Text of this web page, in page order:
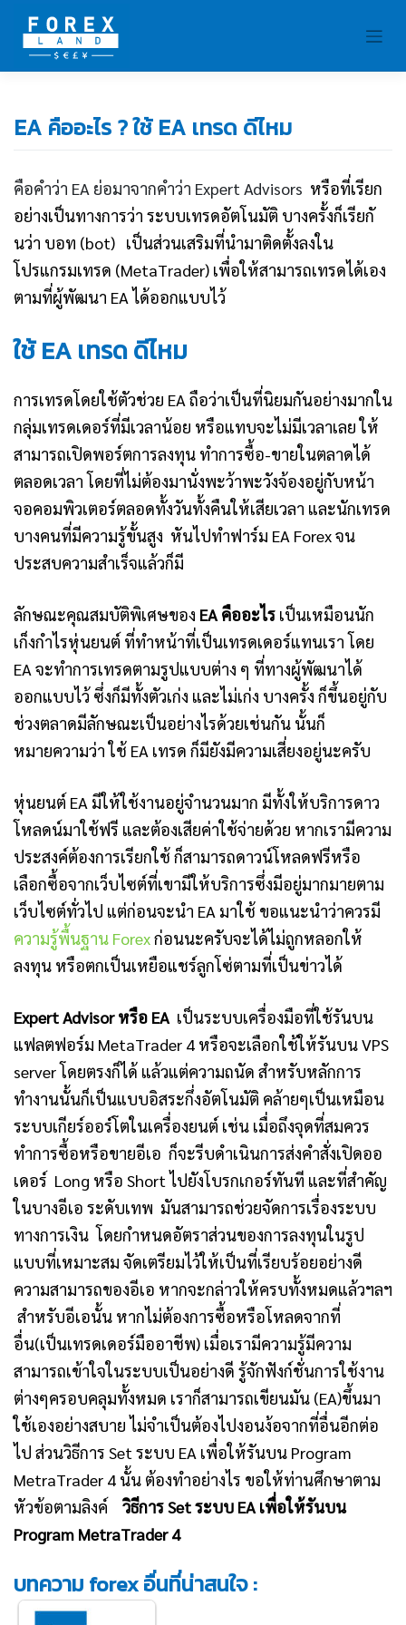
content
EA คืออะไร ? ใช้ EA เทรด ดีไหม
คือคำว่า EA ย่อมาจากคำว่า Expert Advisors หรือที่เรียก
อย่างเป็นทางการว่า ระบบเทรดอัตโนมัติ บางครั้งก็เรียกั
นว่า บอท (bot) เป็นส่วนเสริมที่นำมาติดตั้งลงใน
โปรแกรมเทรด (MetaTrader) เพื่อให้สามารถเทรดได้เอง
ตามที่ผู้พัฒนา EA ได้ออกแบบไว้
ใช้ EA เทรด ดีไหม
การเทรดโดยใช้ตัวช่วย EA ถือว่าเป็นที่นิยมกันอย่างมากใน
กลุ่มเทรดเดอร์ที่มีเวลาน้อย หรือแทบจะไม่มีเวลาเลย ให้
สามารถเปิดพอร์ตการลงทุน ทำการซื้อ-ขายในตลาดได้
ตลอดเวลา โดยที่ไม่ต้องมานั่งพะว้าพะวังจ้องอยู่กับหน้า
จอคอมพิวเตอร์ตลอดทั้งวันทั้งคืนให้เสียเวลา และนักเทรด
บางคนที่มีความรู้ขั้นสูง หันไปทำฟาร์ม EA Forex จน
ประสบความสำเร็จแล้วก็มี
ลักษณะคุณสมบัติพิเศษของ EA คืออะไร เป็นเหมือนนัก
เก็งกำไรหุ่นยนต์ ที่ทำหน้าที่เป็นเทรดเดอร์แทนเรา โดย
EA จะทำการเทรดตามรูปแบบต่าง ๆ ที่ทางผู้พัฒนาได้
ออกแบบไว้ ซึ่งก็มีทั้งตัวเก่ง และไม่เก่ง บางครั้ง ก็ขึ้นอยู่กับ
ช่วงตลาดมีลักษณะเป็นอย่างไรด้วยเช่นกัน นั้นก็
หมายความว่า ใช้ EA เทรด ก็มียังมีความเสี่ยงอยู่นะครับ
หุ่นยนต์ EA มีให้ใช้งานอยู่จำนวนมาก มีทั้งให้บริการดาว
โหลดน์มาใช้ฟรี และต้องเสียค่าใช้จ่ายด้วย หากเรามีความ
ประสงค์ต้องการเรียกใช้ ก็สามารถดาวน์โหลดฟรีหรือ
เลือกซื้อจากเว็บไซต์ที่เขามีให้บริการซึ่งมีอยู่มากมายตาม
เว็บไซต์ทั่วไป แต่ก่อนจะนำ EA มาใช้ ขอแนะนำว่าควรมี
ความรู้พื้นฐาน Forexก่อนนะครับจะได้ไม่ถูกหลอกให้
ลงทุน หรือตกเป็นเหยือแชร์ลูกโซ่ตามที่เป็นข่าวได้
Expert Advisor หรือ EA เป็นระบบเครื่องมือที่ใช้รันบน
แฟลตฟอร์ม MetaTrader 4 หรือจะเลือกใช้ให้รันบน VPS
server โดยตรงก็ได้ แล้วแต่ความถนัด สำหรับหลักการ
ทำงานนั้นก็เป็นแบบอิสระกึ่งอัตโนมัติ คล้ายๆเป็นเหมือน
ระบบเกียร์ออร์โตในเครื่องยนต์ เช่น เมื่อถึงจุดที่สมควร
ทำการซื้อหรือขายอีเอ ก็จะรีบดำเนินการส่งคำสั่งเปิดออ
เดอร์ Long หรือ Short ไปยังโบรกเกอร์ทันที และที่สำคัญ
ในบางอีเอ ระดับเทพ มันสามารถช่วยจัดการเรื่องระบบ
ทางการเงิน โดยกำหนดอัตราส่วนของการลงทุนในรูป
แบบที่เหมาะสม จัดเตรียมไว้ให้เป็นที่เรียบร้อยอย่างดี
ความสามารถของอีเอ หากจะกล่าวให้ครบทั้งหมดแล้วฯลฯ
สำหรับอีเอนั้น หากไม่ต้องการซื้อหรือโหลดจากที่
อื่น(เป็นเทรดเดอร์มืออาชีพ) เมื่อเรามีความรู้มีความ
สามารถเข้าใจในระบบเป็นอย่างดี รู้จักฟังก์ชั่นการใช้งาน
ต่างๆครอบคลุมทั้งหมด เราก็สามารถเขียนมัน (EA)ขึ้นมา
ใช้เองอย่างสบาย ไม่จำเป็นต้องไปงอนง้อจากที่อื่นอีกต่อ
ไป ส่วนวิธีการ Set ระบบ EA เพื่อให้รันบน Program
MetraTrader 4 นั้น ต้องทำอย่างไร ขอให้ท่านศึกษาตาม
หัวข้อตามลิงค์ วิธีการSet ระบบ EA เพื่อให้รันบน
Program MetraTrader 4
บทความ forex อื่นที่น่าสนใจ :